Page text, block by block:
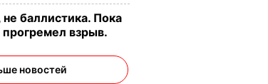
баллистика. Пока
взрыв.
новостей